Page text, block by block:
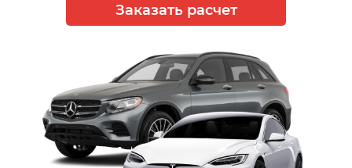
Заказать расчет